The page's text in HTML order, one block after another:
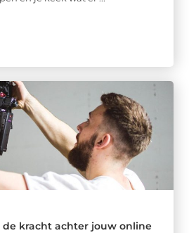
de kracht achter jouw online